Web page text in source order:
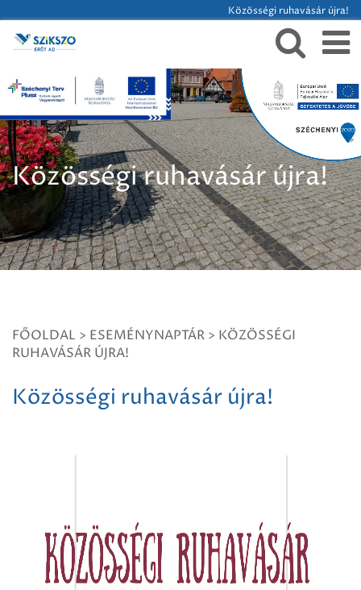
Közösségi ruhavásár újra!
Közösségi ruhavásár újra!
FŐOLDAL > ESEMÉNYNAPTÁR > KÖZÖSSÉGI
RUHAVÁSÁR ÚJRA!
Közösségi ruhavásár újra!